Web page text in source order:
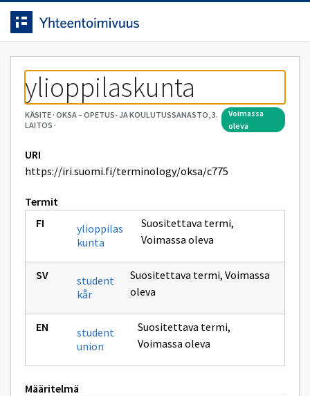
Siirrytty
sivulle
Siirry suoraan sisältöön.
ylioppilaskunta
KÄSITE· OKSA – OPETUS- JA KOULUTUSSANASTO, 3.
LAITOS ·
voimassa
oleva
URI
https://iri.suomi.fi/terminology/oksa/c775
Termit
ylioppilas
kunta
Suositettava termi,
Voimassa oleva
student
kår
Suositettava termi,Voimassa
oleva
student
union
Suositettava termi,
Voimassa oleva
Määritelmä